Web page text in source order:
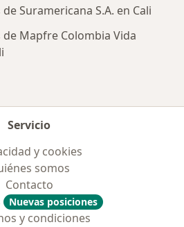
Suramericana S.A. en Cali
Mapfre Colombia Vida
Servicio
y cookies
somos
Contacto
Nuevas posiciones
y condiciones